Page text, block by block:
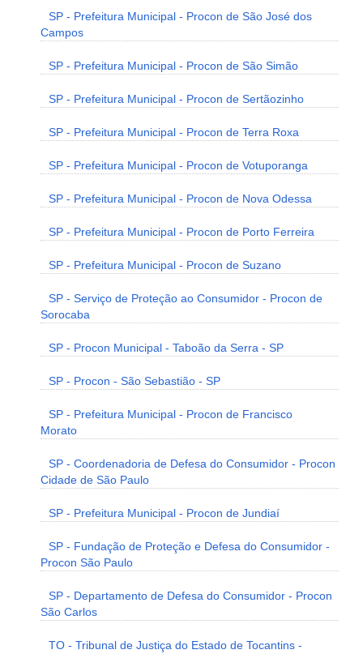
SP - Prefeitura Municipal - Procon de São José dos
Campos
SP - Prefeitura Municipal - Procon de São Simão
SP - Prefeitura Municipal - Procon de Sertãozinho
SP - Prefeitura Municipal - Procon de Terra Roxa
SP - Prefeitura Municipal - Procon de Votuporanga
SP - Prefeitura Municipal - Procon de Nova Odessa
SP - Prefeitura Municipal - Procon de Porto Ferreira
SP - Prefeitura Municipal - Procon de Suzano
SP - Serviço de Proteção ao Consumidor - Procon de
Sorocaba
SP - Procon Municipal - Taboão da Serra - SP
SP - Procon - São Sebastião - SP
SP - Prefeitura Municipal - Procon de Francisco
Morato
SP - Coordenadoria de Defesa do Consumidor - Procon
Cidade de São Paulo
SP - Prefeitura Municipal - Procon de Jundiaí
SP - Fundação de Proteção e Defesa do Consumidor -
Procon São Paulo
SP - Departamento de Defesa do Consumidor - Procon
São Carlos
TO - Tribunal de Justiça do Estado de Tocantins -